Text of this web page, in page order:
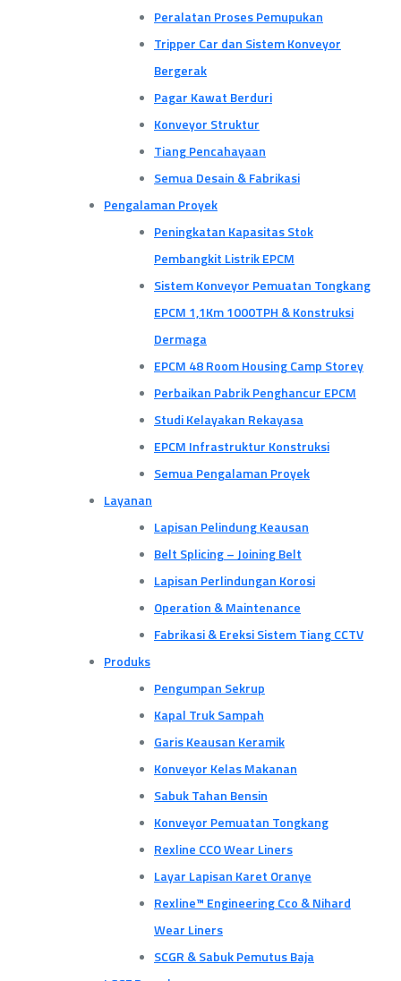
Peralatan Proses Pemupukan
Tripper Car dan Sistem Konveyor
Bergerak
Pagar Kawat Berduri
Konveyor Struktur
Tiang Pencahayaan
Semua Desain & Fabrikasi
Pengalaman Proyek
Peningkatan Kapasitas Stok
Pembangkit Listrik EPCM
Sistem Konveyor Pemuatan Tongkang
EPCM 1,1Km 1000TPH & Konstruksi
Dermaga
EPCM 48 Room Housing Camp Storey
Perbaikan Pabrik Penghancur EPCM
Studi Kelayakan Rekayasa
EPCM Infrastruktur Konstruksi
Semua Pengalaman Proyek
Layanan
Lapisan Pelindung Keausan
Belt Splicing – Joining Belt
Lapisan Perlindungan Korosi
Operation & Maintenance
Fabrikasi & Ereksi Sistem Tiang CCTV
Produks
Pengumpan Sekrup
Kapal Truk Sampah
Garis Keausan Keramik
Konveyor Kelas Makanan
Sabuk Tahan Bensin
Konveyor Pemuatan Tongkang
Rexline CCO Wear Liners
Layar Lapisan Karet Oranye
Rexline™ Engineering Cco & Nihard
Wear Liners
SCGR & Sabuk Pemutus Baja